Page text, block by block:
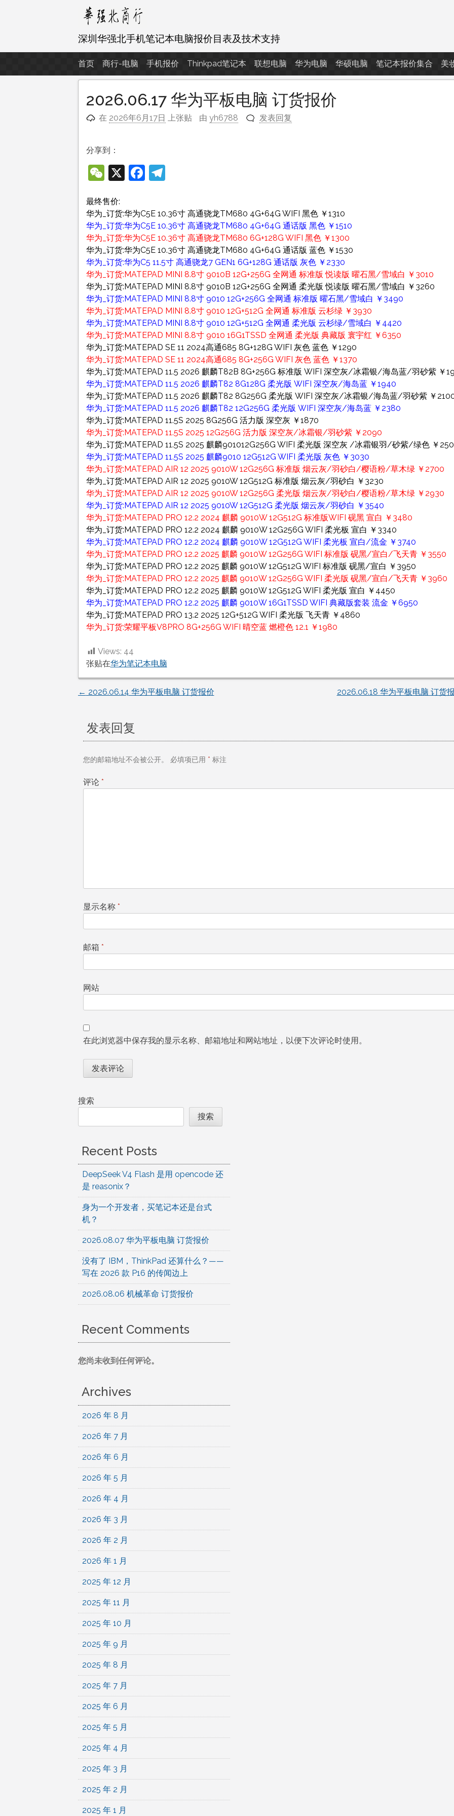
内
深圳华强北手机笔记本电脑报价目表及技术支持
首页 商行-电脑 手机报价 Thinkpad笔记本 联想电脑 华为电脑 华硕电脑 笔记本报价集合 美
2026.06.17 华为平板电脑 订货报价
在 2026年6月17日 上张贴 由yh6788 发表回复
分享到：
WeChat
X Facebook
Telegram
最终售价:
华为_订货:华为C5E 10.36寸 高通骁龙TM680 4G+64G WIFI 黑色 ￥1310
华为_订货:华为C5E 10.36寸 高通骁龙TM680 4G+64G 通话版 黑色 ￥1510
华为_订货:华为C5E 10.36寸 高通骁龙TM680 6G+128G WIFI 黑色 ￥1300
华为_订货:华为C5E 10.36寸 高通骁龙TM680 4G+64G 通话版 蓝色 ￥1530
华为_订货:华为C5 11.5寸 高通骁龙7 GEN1 6G+128G 通话版 灰色 ￥2330
华为_订货:MATEPAD MINI 8.8寸 9010B 12G+256G 全网通 标准版 悦读版 曜石黑/雪域白 ￥3010
华为_订货:MATEPAD MINI 8.8寸 9010B 12G+256G 全网通 柔光版 悦读版 曜石黑/雪域白 ￥3260
华为_订货:MATEPAD MINI 8.8寸 9010 12G+256G 全网通 标准版 曜石黑/雪域白 ￥3490
华为_订货:MATEPAD MINI 8.8寸 9010 12G+512G 全网通 标准版 云杉绿 ￥3930
华为_订货:MATEPAD MINI 8.8寸 9010 12G+512G 全网通 柔光版 云杉绿/雪域白 ￥4420
华为_订货:MATEPAD MINI 8.8寸 9010 16G1TSSD 全网通 柔光版 典藏版 寰宇红 ￥6350
华为_订货:MATEPAD SE 11 2024高通685 8G+128G WIFI 灰色 蓝色 ￥1290
华为_订货:MATEPAD SE 11 2024高通685 8G+256G WIFI 灰色 蓝色 ￥1370
华为_订货:MATEPAD 11.5 2026 麒麟T82B 8G+256G 标准版 WIFI 深空灰/冰霜银/海岛蓝/羽砂紫 ￥
华为_订货:MATEPAD 11.5 2026 麒麟T82 8G128G 柔光版 WIFI 深空灰/海岛蓝 ￥1940
华为_订货:MATEPAD 11.5 2026 麒麟T82 8G256G 柔光版 WIFI 深空灰/冰霜银/海岛蓝/羽砂紫 ￥
华为_订货:MATEPAD 11.5 2026 麒麟T82 12G256G 柔光版 WIFI 深空灰/海岛蓝 ￥2380
华为_订货:MATEPAD 11.5S 2025 8G256G 活力版 深空灰 ￥1870
华为_订货:MATEPAD 11.5S 2025 12G256G 活力版 深空灰/冰霜银/羽砂紫 ￥2090
华为_订货:MATEPAD 11.5S 2025 麒麟901012G256G WIFI 柔光版 深空灰 /冰霜银羽/砂紫/绿色 ￥
华为_订货:MATEPAD 11.5S 2025 麒麟9010 12G512G WIFI 柔光版 灰色 ￥3030
华为_订货:MATEPAD AIR 12 2025 9010W 12G256G 标准版 烟云灰/羽砂白/樱语粉/草木绿 ￥2700
华为_订货:MATEPAD AIR 12 2025 9010W 12G512G 标准版 烟云灰/羽砂白 ￥3230
华为_订货:MATEPAD AIR 12 2025 9010W 12G256G 柔光版 烟云灰/羽砂白/樱语粉/草木绿 ￥2930
华为_订货:MATEPAD AIR 12 2025 9010W 12G512G 柔光版 烟云灰/羽砂白 ￥3540
华为_订货:MATEPAD PRO 12.2 2024 麒麟 9010W 12G512G 标准版WIFI 砚黑 宣白 ￥3480
华为_订货:MATEPAD PRO 12.2 2024 麒麟 9010W 12G256G WIFI 柔光板 宣白 ￥3340
华为_订货:MATEPAD PRO 12.2 2024 麒麟 9010W 12G512G WIFI 柔光板 宣白/流金 ￥3740
华为_订货:MATEPAD PRO 12.2 2025 麒麟 9010W 12G256G WIFI 标准版 砚黑/宣白/飞天青 ￥3550
华为_订货:MATEPAD PRO 12.2 2025 麒麟 9010W 12G512G WIFI 标准版 砚黑/宣白 ￥3950
华为_订货:MATEPAD PRO 12.2 2025 麒麟 9010W 12G256G WIFI 柔光版 砚黑/宣白/飞天青 ￥3960
华为_订货:MATEPAD PRO 12.2 2025 麒麟 9010W 12G512G WIFI 柔光版 宣白 ￥4450
华为_订货:MATEPAD PRO 12.2 2025 麒麟 9010W 16G1TSSD WIFI 典藏版套装 流金 ￥6950
华为_订货:MATEPAD PRO 13.2 2025 12G+512G WIFI 柔光版 飞天青 ￥4860
华为_订货:荣耀平板V8PRO 8G+256G WIFI 晴空蓝 燃橙色 12.1 ￥1980
Views: 44
张贴在华为笔记本电脑
文
章
导
← 2026.06.14 华为平板电脑 订货报价 2026.06.18 华为平板电脑 订货
发表回复
您的邮箱地址不会被公开。 必填项已用 * 标注
评论 *
显示名称 *
邮箱 *
网站
在此浏览器中保存我的显示名称、邮箱地址和网站地址，以便下次评论时使用。
搜索
搜索
Recent Posts
DeepSeek V4 Flash 是用 opencode 还
是 reasonix？
身为一个开发者，买笔记本还是台式
机？
2026.08.07 华为平板电脑 订货报价
没有了 IBM，ThinkPad 还算什么？——
写在 2026 款 P16 的传闻边上
2026.08.06 机械革命 订货报价
Recent Comments
您尚未收到任何评论。
Archives
2026 年 8 月
2026 年 7 月
2026 年 6 月
2026 年 5 月
2026 年 4 月
2026 年 3 月
2026 年 2 月
2026 年 1 月
2025 年 12 月
2025 年 11 月
2025 年 10 月
2025 年 9 月
2025 年 8 月
2025 年 7 月
2025 年 6 月
2025 年 5 月
2025 年 4 月
2025 年 3 月
2025 年 2 月
2025 年 1 月